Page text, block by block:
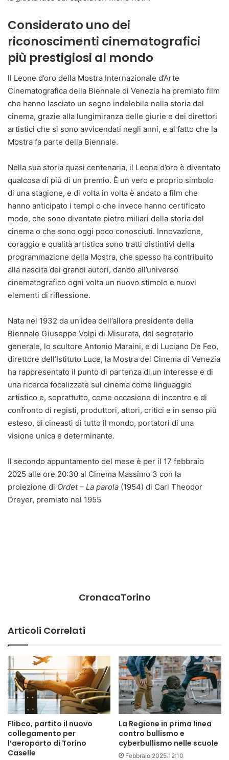
Considerato uno dei
riconoscimenti cinematografici
più prestigiosi al mondo
ll Leone d’oro della Mostra Internazionale d’Arte
Cinematografica della Biennale di Venezia ha premiato film
che hanno lasciato un segno indelebile nella storia del
cinema, grazie alla lungimiranza delle giurie e dei direttori
artistici che si sono avvicendati negli anni, e al fatto che la
Mostra fa parte della Biennale.
Nella sua storia quasi centenaria, il Leone d’oro è diventato
qualcosa di più di un premio. È un vero e proprio simbolo
di una stagione, e di volta in volta è andato a film che
hanno anticipato i tempi o che invece hanno certificato
mode, che sono diventate pietre miliari della storia del
cinema o che sono oggi poco conosciuti. Innovazione,
coraggio e qualità artistica sono tratti distintivi della
programmazione della Mostra, che spesso ha contribuito
alla nascita dei grandi autori, dando all’universo
cinematografico ogni volta un nuovo stimolo e nuovi
elementi di riflessione.
Nata nel 1932 da un’idea dell’allora presidente della
Biennale Giuseppe Volpi di Misurata, del segretario
generale, lo scultore Antonio Maraini, e di Luciano De Feo,
direttore dell’Istituto Luce, la Mostra del Cinema di Venezia
ha rappresentato il punto di partenza di un interesse e di
una ricerca focalizzate sul cinema come linguaggio
artistico e, soprattutto, come occasione di incontro e di
confronto di registi, produttori, attori, critici e in senso più
esteso, di cineasti di tutto il mondo, portatori di una
visione unica e determinante.
Il secondo appuntamento del mese è per il 17 febbraio
2025 alle ore 20:30 al Cinema Massimo 3 con la
proiezione di Ordet – La parola (1954) di Carl Theodor
Dreyer, premiato nel 1955
CronacaTorino
Articoli Correlati
Flibco, partito il nuovo
collegamento per
l’aeroporto di Torino
Caselle
La Regione in prima linea
contro bullismo e
cyberbullismo nelle scuole
Febbraio 2025 12:10